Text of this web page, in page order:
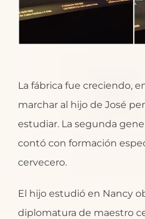
La fábrica fue creciendo,
marchar al hijo de José
estudiar. La segunda
contó con formación
cervecero.
El hijo estudió en Nancy
diplomatura de maestro